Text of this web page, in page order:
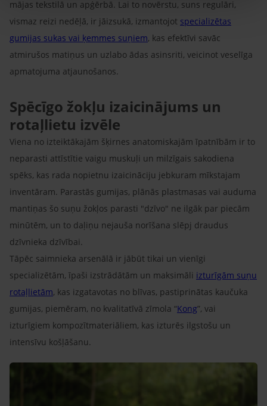
mājas tekstilā un apģērbā. Lai to novērstu, suns regulāri,
vismaz reizi nedēļā, ir jāizsukā, izmantojot specializētas
gumijas sukas vai ķemmes suņiem, kas efektīvi savāc
atmirušos matiņus un uzlabo ādas asinsriti, veicinot veselīga
apmatojuma atjaunošanos.
Spēcīgo žokļu izaicinājums un
rotaļlietu izvēle
Viena no izteiktākajām šķirnes anatomiskajām īpatnībām ir to
neparasti attīstītie vaigu muskuļi un milzīgais sakodiena
spēks, kas rada nopietnu izaicināciju jebkuram mīkstajam
inventāram. Parastās gumijas, plānās plastmasas vai auduma
mantiņas šo suņu žokļos parasti "dzīvo" ne ilgāk par piecām
minūtēm, un to daļiņu nejauša norīšana slēpj draudus
dzīvnieka dzīvībai.
Tāpēc saimnieka arsenālā ir jābūt tikai un vienīgi
specializētām, īpaši izstrādātām un maksimāli izturīgām suņu
rotaļlietām, kas izgatavotas no blīvas, pastiprinātas kaučuka
gumijas, piemēram, no kvalitatīvā zīmola “Kong”, vai
izturīgiem kompozītmateriāliem, kas izturēs ilgstošu un
intensīvu košļāšanu.